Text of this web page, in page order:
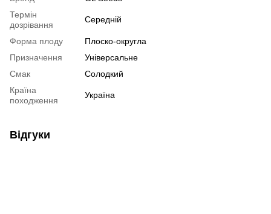
Термін
дозрівання
Середній
Форма плоду
Плоско-округла
Призначення
Універсальне
Смак
Солодкий
Країна
походження
Україна
Відгуки